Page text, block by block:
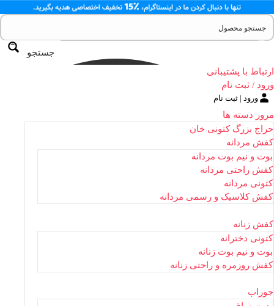
جستجو
ارتباط با پشتیبانی
ورود / ثبت نام
ورود | ثبت نام
مرور دسته ها
حراج بزرگ کتونی خان
کفش مردانه
بوت و نیم بوت مردانه
کفش راحتی مردانه
کتونی مردانه
کفش کلاسیک و رسمی مردانه
کفش زنانه
کتونی دخترانه
بوت و نیم بوت زنانه
کفش روزمره و راحتی زنانه
جوراب